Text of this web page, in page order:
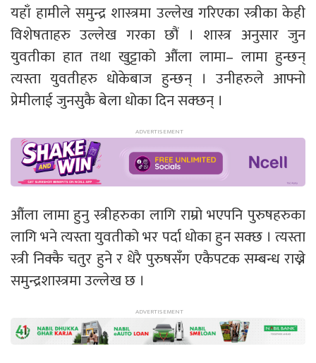
यहाँ हामीले समुन्द्र शास्त्रमा उल्लेख गरिएका स्त्रीका केही
विशेषताहरु उल्लेख गरका छौं । शास्त्र अनुसार जुन
युवतीका हात तथा खुट्टाको औंला लामा– लामा हुन्छन्
त्यस्ता युवतीहरु धोकेबाज हुन्छन् । उनीहरुले आफ्नो
प्रेमीलाई जुनसुकै बेला धोका दिन सक्छन् ।
औंला लामा हुनु स्त्रीहरुका लागि राम्रो भएपनि पुरुषहरुका
लागि भने त्यस्ता युवतीको भर पर्दा धोका हुन सक्छ । त्यस्ता
स्त्री निक्कै चतुर हुने र धेरै पुरुषसँग एकैपटक सम्बन्ध राख्ने
समुन्द्रशास्त्रमा उल्लेख छ ।